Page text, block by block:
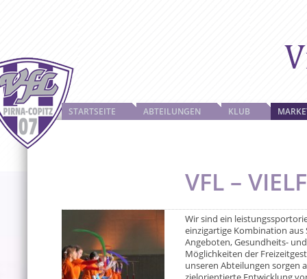
STARTSEITE ABTEILUNGEN KLUB
VFL –
Wir sind ein
einzigartige Kombination
Angeboten, Gesundheits-
Möglichkeiten der
unseren Abteilungen sorgen